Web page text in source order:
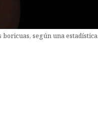
boricuas, según una estadística